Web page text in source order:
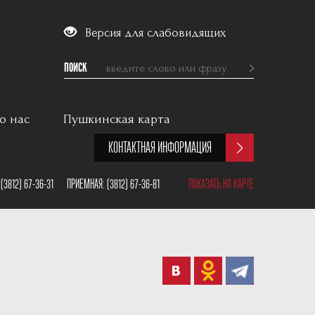
Версия для слабовидящих
ПОИСК
нас Пушкинская карта
КОНТАКТНАЯ ИНФОРМАЦИЯ
(3812) 67-36-31 ПРИЕМНАЯ:(3812) 67-36-81 ПОКАЗАТЬ НА КАРТЕ